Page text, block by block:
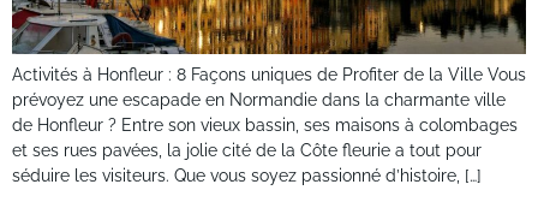
Activités à Honfleur : 8 Façons uniques de Profiter de la Ville Vous
prévoyez une escapade en Normandie dans la charmante ville
de Honfleur ? Entre son vieux bassin, ses maisons à colombages
et ses rues pavées, la jolie cité de la Côte fleurie a tout pour
séduire les visiteurs. Que vous soyez passionné d’histoire, […]